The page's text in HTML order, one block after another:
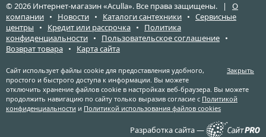
© 2026 Интернет-магазин «Aculla». Все права защищены. | О
компании • Новости • Каталоги сантехники • Сервисные
центры • Кредит или рассрочка • Политика
конфиденциальности • Пользовательское соглашение •
Возврат товара • Карта сайта
Закрыть
Сайт использует файлы cookie для предоставления удобного,
простого и быстрого доступа к информации. Вы можете
отключить хранение файлов cookie в настройках веб-браузера. Вы можете
продолжить навигацию по сайту только выразив согласие с Политикой
конфиденциальности и Политикой использования файлов cookies
Разработка сайта —